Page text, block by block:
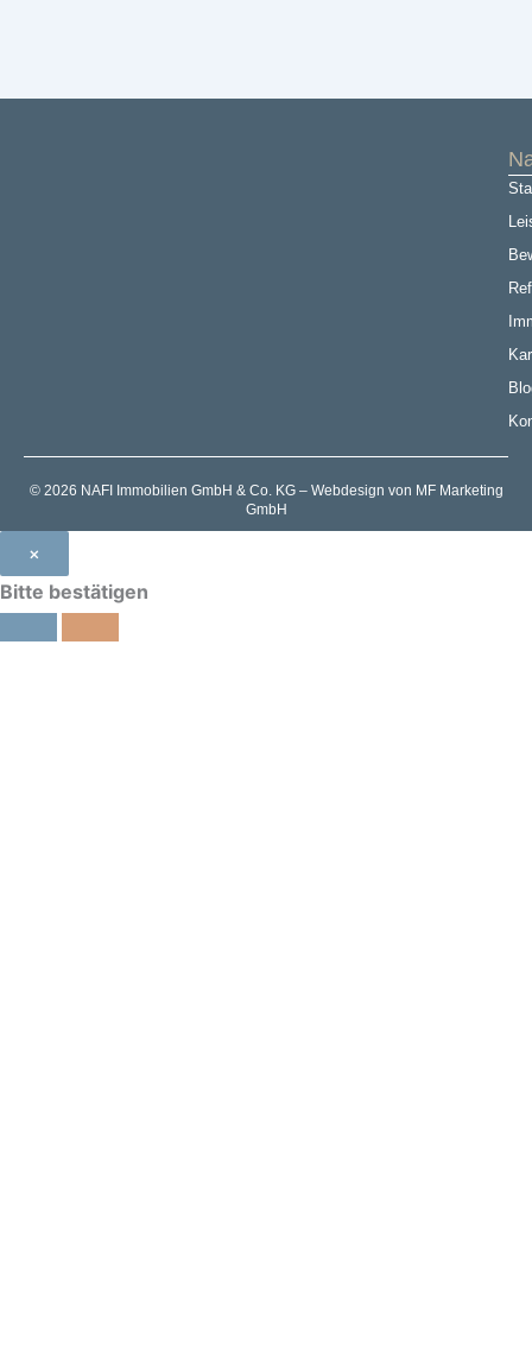
© 2026 NAFI Immobilien GmbH & Co. KG – Webdesign von MF Marketing
GmbH
×
Bitte bestätigen